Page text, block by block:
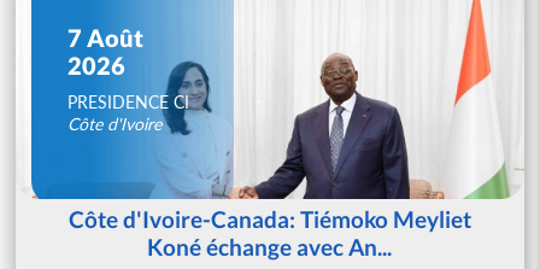
7 Août
2026
PRESIDENCE CI
Côte d'Ivoire
Côte d'Ivoire-Canada: Tiémoko Meyliet
Koné échange avec An...